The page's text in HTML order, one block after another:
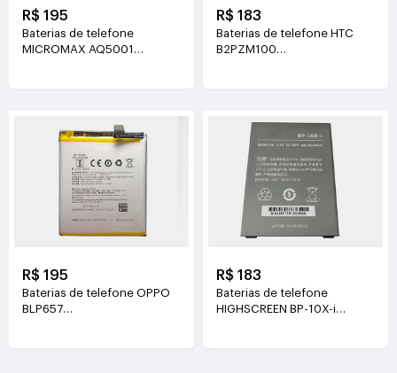
R$ 195
Baterias de telefone
MICROMAX AQ5001
R$ 183
Baterias de telefone HTC
B2PZM100
R$ 195
Baterias de telefone OPPO
BLP657
R$ 183
Baterias de telefone
HIGHSCREEN BP-10X-i